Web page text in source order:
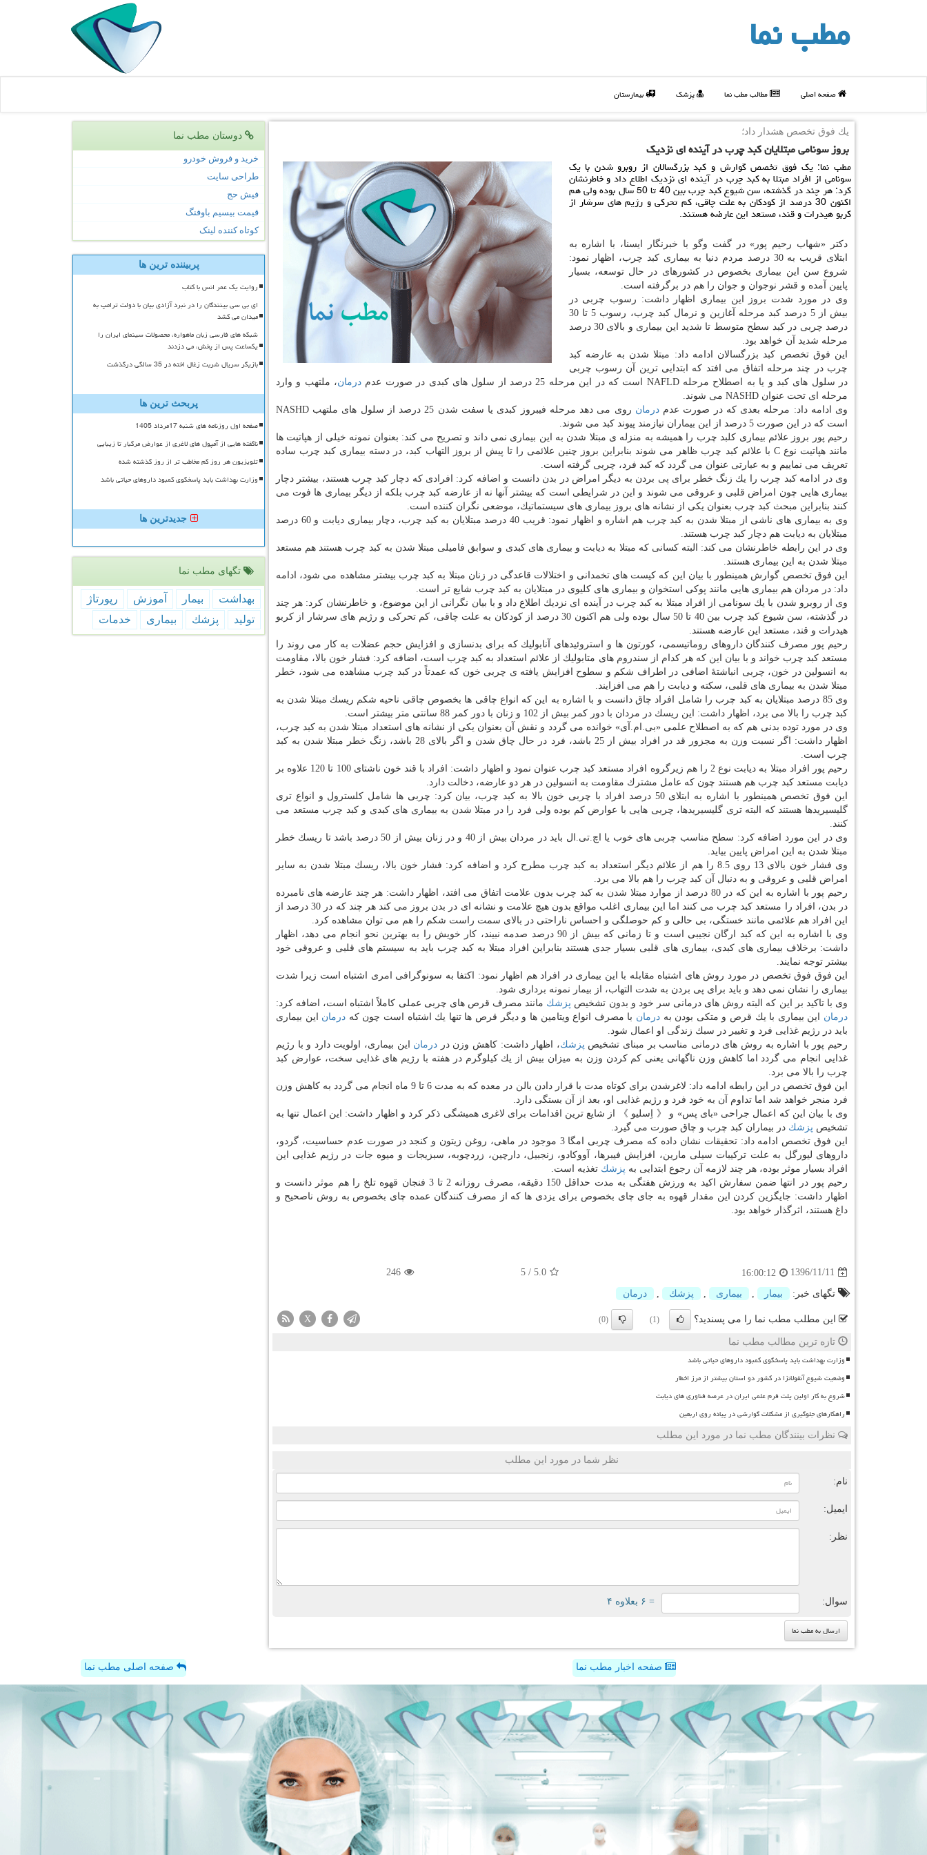
مطب نما
صفحه اصلی مطالب مطب نما پزشک بیمارستان
یك فوق تخصص هشدار داد؛
بروز سونامی مبتلایان كبد چرب در آینده ای نزدیك
مطب نما: یك فوق تخصص گوارش و كبد بزرگسالان از روبرو شدن با یك
سونامی از افراد مبتلا به كبد چرب در آینده ای نزدیك اطلاع داد و خاطرنشان
كرد: هر چند در گذشته، سن شیوع كبد چرب بین 40 تا 50 سال بوده ولی هم
اكنون 30 درصد از كودكان به علت چاقی، كم تحركی و رژیم های سرشار از
كربو هیدرات و قند، مستعد این عارضه هستند.
دكتر «شهاب رحیم پور» در گفت وگو با خبرنگار ایسنا، با اشاره به
ابتلای قریب به 30 درصد مردم دنیا به بیماری كبد چرب، اظهار نمود:
شروع سن این بیماری بخصوص در كشورهای در حال توسعه، بسیار
پایین آمده و قشر نوجوان و جوان را هم در برگرفته است.
وی در مورد شدت بروز این بیماری اظهار داشت: رسوب چربی در
بیش از 5 درصد كبد مرحله آغازین و نرمال كبد چرب، رسوب 5 تا 30
درصد چربی در كبد سطح متوسط تا شدید این بیماری و بالای 30 درصد
مرحله شدید آن خواهد بود.
این فوق تخصص كبد بزرگسالان ادامه داد: مبتلا شدن به عارضه كبد
چرب در چند مرحله اتفاق می افتد كه ابتدایی ترین آن رسوب چربی
در سلول های كبد و یا به اصطلاح مرحله NAFLD است كه در این مرحله 25 درصد از سلول های كبدی در صورت عدم
درمان، ملتهب و وارد
مرحله ای تحت عنوان NASHD می شوند.
وی ادامه داد: مرحله بعدی كه در صورت عدمدرمان
روی می دهد مرحله فیبروز كبدی یا سفت شدن 25 درصد از سلول های ملتهب NASHD
است كه در این صورت 5 درصد از این بیماران نیازمند پیوند كبد می شوند.
رحیم پور بروز علائم بیماری كلبد چرب را همیشه به منزله ی مبتلا شدن به این بیماری نمی داند و تصریح می كند: بعنوان نمونه خیلی از هپاتیت ها
مانند هپاتیت نوع C با علائم كبد چرب ظاهر می شوند بنابراین بروز چنین علائمی را تا پیش از بروز التهاب كبد، در دسته بیماری كبد چرب ساده
تعریف می نماییم و به عبارتی عنوان می گردد كه كبد فرد، چربی گرفته است.
وی در ادامه كبد چرب را یك زنگ خطر برای پی بردن به دیگر امراض در بدن دانست و اضافه كرد: افرادی كه دچار كبد چرب هستند، بیشتر دچار
بیماری هایی چون امراض قلبی و عروقی می شوند و این در شرایطی است كه بیشتر آنها نه از عارضه كبد چرب بلكه از دیگر بیماری ها فوت می
كنند بنابراین مبحث كبد چرب بعنوان یكی از نشانه های بروز بیماری های سیستماتیك، موضعی نگران كننده است.
وی به بیماری های ناشی از مبتلا شدن به كبد چرب هم اشاره و اظهار نمود: قریب 40 درصد مبتلایان به كبد چرب، دچار بیماری دیابت و 60 درصد
مبتلایان به دیابت هم دچار كبد چرب هستند.
وی در این رابطه خاطرنشان می كند: البته كسانی كه مبتلا به دیابت و بیماری های كبدی و سوابق فامیلی مبتلا شدن به كبد چرب هستند هم مستعد
مبتلا شدن به این بیماری هستند.
این فوق تخصص گوارش همینطور با بیان این كه كیست های تخمدانی و اختلالات قاعدگی در زنان مبتلا به كبد چرب بیشتر مشاهده می شود، ادامه
داد: در مردان هم بیماری هایی مانند پوكی استخوان و بیماری های كلیوی در مبتلایان به كبد چرب شایع تر است.
وی از روبرو شدن با یك سونامی از افراد مبتلا به كبد چرب در آینده ای نزدیك اطلاع داد و با بیان نگرانی از این موضوع، و خاطرنشان كرد: هر چند
در گذشته، سن شیوع كبد چرب بین 40 تا 50 سال بوده ولی هم اكنون 30 درصد از كودكان به علت چاقی، كم تحركی و رژیم های سرشار از كربو
هیدرات و قند، مستعد این عارضه هستند.
رحیم پور مصرف كنندگان داروهای روماتیسمی، كورتون ها و استروئیدهای آنابولیك كه برای بدنسازی و افزایش حجم عضلات به كار می روند را
مستعد كبد چرب خواند و با بیان این كه هر كدام از سندروم های متابولیك از علائم استعداد به كبد چرب است، اضافه كرد: فشار خون بالا، مقاومت
به انسولین در خون، چربی انباشتهٔ اضافی در اطراف شكم و سطوح افزایش یافته ی چربی خون كه عمدتاً در كبد چرب مشاهده می شود، خطر
مبتلا شدن به بیماری های قلبی، سكته و دیابت را هم می افزایند.
وی 85 درصد مبتلایان به كبد چرب را شامل افراد چاق دانست و با اشاره به این كه انواع چاقی ها بخصوص چاقی ناحیه شكم ریسك مبتلا شدن به
كبد چرب را بالا می برد، اظهار داشت: این ریسك در مردان با دور كمر بیش از 102 و زنان با دور كمر 88 سانتی متر بیشتر است.
وی در مورد توده بدنی هم كه به اصطلاح علمی «بی.ام.آی» خوانده می گردد و نقش آن بعنوان یكی از نشانه های استعداد مبتلا شدن به كبد چرب،
اظهار داشت: اگر نسبت وزن به مجزور قد در افراد بیش از 25 باشد، فرد در حال چاق شدن و اگر بالای 28 باشد، زنگ خطر مبتلا شدن به كبد
چرب است.
رحیم پور افراد مبتلا به دیابت نوع 2 را هم زیرگروه افراد مستعد كبد چرب عنوان نمود و اظهار داشت: افراد با قند خون ناشتای 100 تا 120 علاوه بر
دیابت مستعد كبد چرب هم هستند چون كه عامل مشترك مقاومت به انسولین در هر دو عارضه، دخالت دارد.
این فوق تخصص همینطور با اشاره به ابتلای 50 درصد افراد با چربی خون بالا به كبد چرب، بیان كرد: چربی ها شامل كلسترول و انواع تری
گلیسیریدها هستند كه البته تری گلیسیریدها، چربی هایی با عوارض كم بوده ولی فرد را در مبتلا شدن به بیماری های كبدی و كبد چرب مستعد می
كنند.
وی در این مورد اضافه كرد: سطح مناسب چربی های خوب یا اچ.تی.ال باید در مردان بیش از 40 و در زنان بیش از 50 درصد باشد تا ریسك خطر
مبتلا شدن به این امراض پایین بیاید.
وی فشار خون بالای 13 روی 8.5 را هم از علائم دیگر استعداد به كبد چرب مطرح كرد و اضافه كرد: فشار خون بالا، ریسك مبتلا شدن به سایر
امراض قلبی و عروقی و به دنبال آن كبد چرب را هم بالا می برد.
رحیم پور با اشاره به این كه در 80 درصد از موارد مبتلا شدن به كبد چرب بدون علامت اتفاق می افتد، اظهار داشت: هر چند عارضه های نامبرده
در بدن، افراد را مستعد كبد چرب می كنند اما این بیماری اغلب مواقع بدون هیچ علامت و نشانه ای در بدن بروز می كند هر چند كه در 30 درصد از
این افراد هم علائمی مانند خستگی، بی حالی و كم حوصلگی و احساس ناراحتی در بالای سمت راست شكم را هم می توان مشاهده كرد.
وی با اشاره به این كه كبد ارگان نجیبی است و تا زمانی كه بیش از 90 درصد صدمه نبیند، كار خویش را به بهترین نحو انجام می دهد، اظهار
داشت: برخلاف بیماری های كبدی، بیماری های قلبی بسیار جدی هستند بنابراین افراد مبتلا به كبد چرب باید به سیستم های قلبی و عروقی خود
بیشتر توجه نمایند.
این فوق فوق تخصص در مورد روش های اشتباه مقابله با این بیماری در افراد هم اظهار نمود: اكتفا به سونوگرافی امری اشتباه است زیرا شدت
بیماری را نشان نمی دهد و باید برای پی بردن به شدت التهاب، از بیمار نمونه برداری شود.
وی با تاكید بر این كه البته روش های درمانی سر خود و بدون تشخیص پزشك مانند مصرف قرص های چربی عملی كاملاً اشتباه است، اضافه كرد:
درمان این بیماری با یك قرص و متكی بودن بهدرمان با مصرف انواع ویتامین ها و دیگر قرص ها تنها یك اشتباه است چون كه درمان این بیماری
باید در رژیم غذایی فرد و تغییر در سبك زندگی او اعمال شود.
رحیم پور با اشاره به روش های درمانی مناسب بر مبنای تشخیص پزشك، اظهار داشت: كاهش وزن در درمان این بیماری، اولویت دارد و با رژیم
غذایی انجام می گردد اما كاهش وزن ناگهانی یعنی كم كردن وزن به میزان بیش از یك كیلوگرم در هفته با رژیم های غذایی سخت، عوارض كبد
چرب را بالا می برد.
این فوق تخصص در این رابطه ادامه داد: لاغرشدن برای كوتاه مدت با قرار دادن بالن در معده كه به مدت 6 تا 9 ماه انجام می گردد به كاهش وزن
فرد منجر خواهد شد اما تداوم آن به خود فرد و رژیم غذایی او، بعد از آن بستگی دارد.
وی با بیان این كه اعمال جراحی «بای پس» و 《 اِسلیو 》 از شایع ترین اقدامات برای لاغری همیشگی ذكر كرد و اظهار داشت: این اعمال تنها به
تشخیص پزشك در بیماران كبد چرب و چاق صورت می گیرد.
این فوق تخصص ادامه داد: تحقیقات نشان داده كه مصرف چربی امگا 3 موجود در ماهی، روغن زیتون و كنجد در صورت عدم حساسیت، گردو،
داروهای لیورگل به علت تركیبات سیلی مارین، افزایش فیبرها، آووكادو، زنجبیل، دارچین، زردچوبه، سبزیجات و میوه جات در رژیم غذایی این
افراد بسیار موثر بوده، هر چند لازمه آن رجوع ابتدایی به پزشك تغذیه است.
رحیم پور در انتها ضمن سفارش اكید به ورزش هفتگی به مدت حداقل 150 دقیقه، مصرف روزانه 2 تا 3 فنجان قهوه تلخ را هم موثر دانست و
اظهار داشت: جایگزین كردن این مقدار قهوه به جای چای بخصوص برای یزدی ها كه از مصرف كنندگان عمده چای بخصوص به روش ناصحیح و
داغ هستند، اثرگذار خواهد بود.
1396/11/11
16:00:12
5.0
/
5
246
تگهای خبر: بیمار بیماری پزشك درمان
این مطلب مطب نما را می پسندید؟ (1)
(0)
X
تازه ترین مطالب مطب نما
وزارت بهداشت باید پاسخگوی کمبود داروهای حیاتی باشد
وضعیت شیوع آنفولانزا در کشور دو استان بیشتر از مرز اخطار
شروع به کار اولین پلت فرم علمی ایران در عرصه فناوری های دیابت
راهکارهای جلوگیری از مشکلات گوارشی در پیاده روی اربعین
نظرات بینندگان مطب نما در مورد این مطلب
نظر شما در مورد این مطلب
نام:
ایمیل:
نظر:
سوال: = ۶ بعلاوه ۴
دوستان مطب نما
خرید و فروش خودرو
طراحی سایت
فیش حج
قیمت بیسیم باوفنگ
کوتاه کننده لینک
پربیننده ترین ها
روایت یک عمر انس با کتاب
ای بی سی بینندگان را در نبرد آزادی بیان با دولت ترامپ به
میدان می کشد
شبکه های فارسی زبان ماهواره، محصولات سینمای ایران را
یکساعت پس از پخش، می دزدند
بازیگر سریال شربت زغال اخته در 35 سالگی درگذشت
پربحث ترین ها
صفحه اول روزنامه های شنبه 17مرداد 1405
ناگفته هایی از آمپول های لاغری از عوارض مرگبار تا زیبایی
تلویزیون هر روز کم مخاطب تر از روز گذشته شده
وزارت بهداشت باید پاسخگوی کمبود داروهای حیاتی باشد
جدیدترین ها
تگهای مطب نما
بهداشت بیمار آموزش
رپورتاژ
تولید
پزشك بیماری خدمات
صفحه اخبار مطب نما صفحه اصلی مطب نما